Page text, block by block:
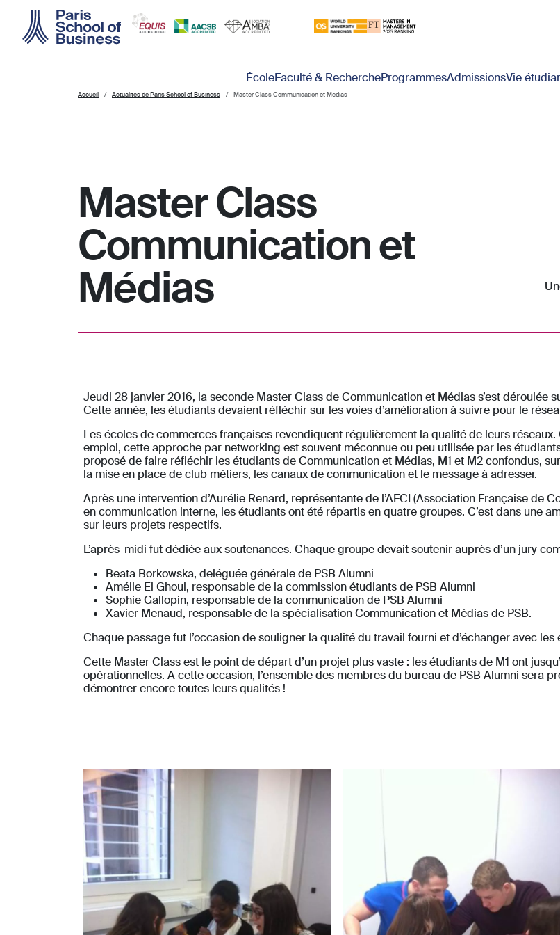
ÉcoleFaculté & RechercheProgrammesAdmissionsVie
Accueil Actualités de Paris School of Business Master Class Communication et Médias
Master Class
Communication et
Médias
Jeudi 28 janvier 2016, la seconde Master Class de Communication et Médias s’est déroulée
Cette année, les étudiants devaient réfléchir sur les voies d’amélioration à suivre pour le
Les écoles de commerces françaises revendiquent régulièrement la qualité de leurs réseaux.
emploi, cette approche par networking est souvent méconnue ou peu utilisée par les
proposé de faire réfléchir les étudiants de Communication et Médias, M1 et M2 confondus,
la mise en place de club métiers, les canaux de communication et le message à adresser.
Après une intervention d’Aurélie Renard, représentante de l’AFCI (Association Française de
en communication interne, les étudiants ont été répartis en quatre groupes. C’est dans une
sur leurs projets respectifs.
L’après-midi fut dédiée aux soutenances. Chaque groupe devait soutenir auprès d’un jury
Beata Borkowska, deléguée générale de PSB Alumni
Amélie El Ghoul, responsable de la commission étudiants de PSB Alumni
Sophie Gallopin, responsable de la communication de PSB Alumni
Xavier Menaud, responsable de la spécialisation Communication et Médias de PSB.
Chaque passage fut l’occasion de souligner la qualité du travail fourni et d’échanger avec
Cette Master Class est le point de départ d’un projet plus vaste : les étudiants de M1 ont
opérationnelles. A cette occasion, l’ensemble des membres du bureau de PSB Alumni sera
démontrer encore toutes leurs qualités !